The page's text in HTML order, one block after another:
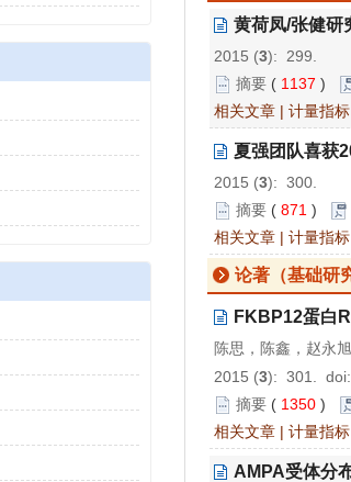
黄荷凤/张健研
2015 (3): 299.
摘要 ( 1137 )
相关文章 | 计量指标
夏强团队喜获
2015 (3): 300.
摘要 ( 871 )
相关文章 | 计量指标
论著（基础研
FKBP12蛋白
陈思，陈鑫，赵永
2015 (3): 301. doi:
摘要 ( 1350 )
相关文章 | 计量指标
AMPA受体分